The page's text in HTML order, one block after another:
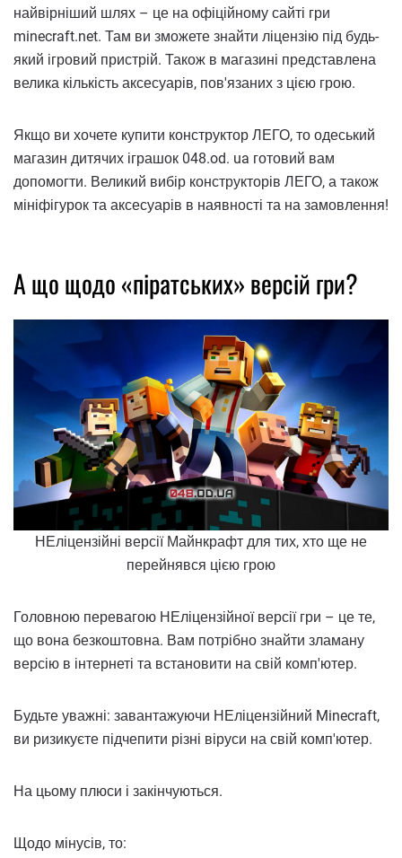
найвірніший шлях – це на офіційному сайті гри
minecraft.net. Там ви зможете знайти ліцензію під будь-
який ігровий пристрій. Також в магазині представлена ​​
велика кількість аксесуарів, пов'язаних з цією грою.
Якщо ви хочете купити конструктор ЛЕГО, то одеський
магазин дитячих іграшок 048.od. ua готовий вам
допомогти. Великий вибір конструкторів ЛЕГО, а також
мініфігурок та аксесуарів в наявності та на замовлення!
А що щодо «піратських» версій гри?
НЕліцензійні версії Майнкрафт для тих, хто ще не
перейнявся цією грою
Головною перевагою НЕліцензійної версії гри – це те,
що вона безкоштовна. Вам потрібно знайти зламану
версію в інтернеті та встановити на свій комп'ютер.
Будьте уважні: завантажуючи НЕліцензійний Minecraft,
ви ризикуєте підчепити різні віруси на свій комп'ютер.
На цьому плюси і закінчуються.
Щодо мінусів, то: